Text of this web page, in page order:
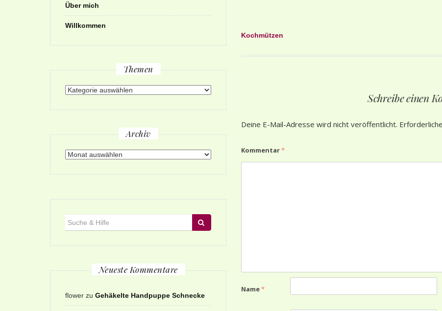
Beitragsnavigation
Kochmützen
Schreibe einen
Deine E-Mail-Adresse wird nicht veröffentlicht.
Kommentar*
Name*
Über mich
Willkommen
Themen
Themen
Archiv
Archiv
Neueste Kommentare
flower zu Gehäkelte Handpuppe Schnecke